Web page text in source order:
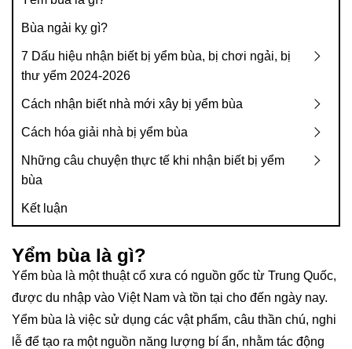
Bùa ngải kỵ gì?
7 Dấu hiệu nhận biết bị yểm bùa, bị chơi ngải, bị
thư yểm 2024-2026
Cách nhận biết nhà mới xây bị yểm bùa
Cách hóa giải nhà bị yểm bùa
Những câu chuyện thực tế khi nhận biết bị yểm
bùa
Kết luận
Yểm bùa là gì?
Yểm bùa là một thuật cổ xưa có nguồn gốc từ Trung Quốc,
được du nhập vào Việt Nam và tồn tại cho đến ngày nay.
Yểm bùa là việc sử dụng các vật phẩm, câu thần chú, nghi
lễ để tạo ra một nguồn năng lượng bí ẩn, nhằm tác động